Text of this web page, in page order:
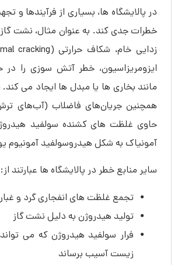
در پالایشگاه ها، بسیاری از فرآیندها و
خطرات جدی کند. به عنوان مثال، نشت
ایزومریزاسیون، خطر آتش سوزی را در
مانند بخاری ها یا مبدل ها ایجاد می کند.
همچنین جریان‌های فاضلاب (آب‌های
حاوی غلظت ‌های کشنده سولفید
آمونیاک به شکل هیدروسولفید آمونیوم
سایر منابع خطر در پالایشگاه ها عبارتند از:
تجمع غلظت های انفجاری گرد و غبار
تولید هیدروژن به دلیل نشت گاز
فرار سولفید هیدروژن که می
زیست آسیب برساند